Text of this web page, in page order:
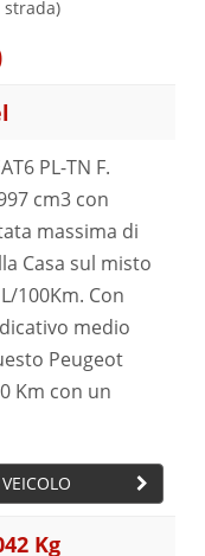
strada)
PL-TN F.
cm3 con
massima di
Casa sul misto
100Km. Con
medio
Peugeot
Km con un
Kg